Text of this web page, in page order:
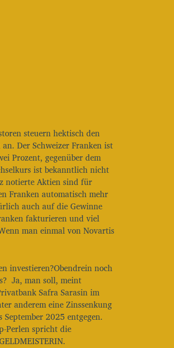
steuern hektisch den
Der Schweizer Franken ist
Prozent, gegenüber dem
ist bekanntlich nicht
notierte Aktien sind für
Franken automatisch mehr
auch auf die Gewinne
fakturieren und viel
man einmal von Novartis
investieren?Obendrein noch
Ja, man soll, meint
Safra Sarasin im
anderem eine Zinssenkung
2025 entgegen.
Perlen spricht die